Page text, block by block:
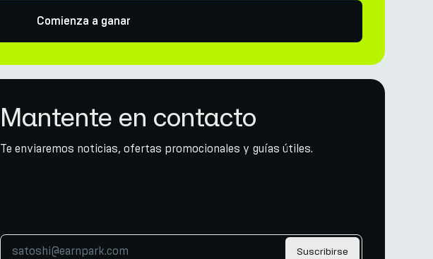
Comienza a ganar
Mantente en contacto
Te enviaremos noticias, ofertas promocionales y guías útiles.
Suscribirse